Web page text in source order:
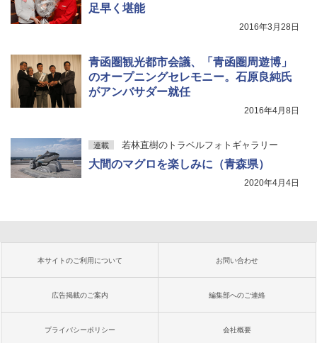
足早く堪能
2016年3月28日
青函圏観光都市会議、「青函圏周遊博」
のオープニングセレモニー。石原良純氏
がアンバサダー就任
2016年4月8日
連載 若林直樹のトラベルフォトギャラリー
大間のマグロを楽しみに（青森県）
2020年4月4日
本サイトのご利用について お問い合わせ
広告掲載のご案内 編集部へのご連絡
プライバシーポリシー 会社概要